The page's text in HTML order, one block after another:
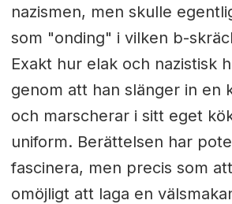
nazismen, men skulle
som "onding" i vilken b-
Exakt hur elak och nazistisk
genom att han slänger in en
och marscherar i sitt eget
uniform. Berättelsen har
fascinera, men precis som
omöjligt att laga en